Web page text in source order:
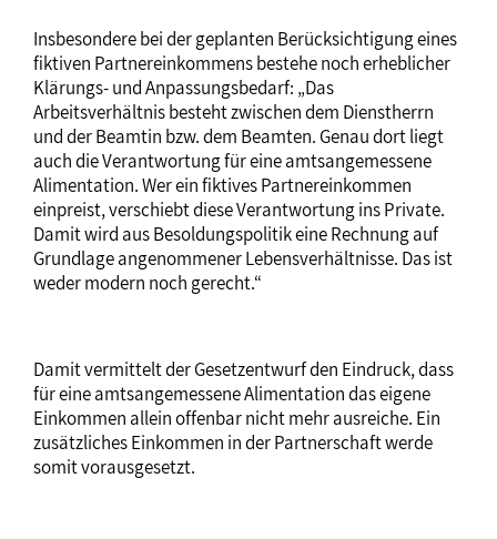
Insbesondere bei der geplanten Berücksichtigung eines
fiktiven Partnereinkommens bestehe noch erheblicher
Klärungs- und Anpassungsbedarf: „Das
Arbeitsverhältnis besteht zwischen dem Dienstherrn
und der Beamtin bzw. dem Beamten. Genau dort liegt
auch die Verantwortung für eine amtsangemessene
Alimentation. Wer ein fiktives Partnereinkommen
einpreist, verschiebt diese Verantwortung ins Private.
Damit wird aus Besoldungspolitik eine Rechnung auf
Grundlage angenommener Lebensverhältnisse. Das ist
weder modern noch gerecht.“
Damit vermittelt der Gesetzentwurf den Eindruck, dass
für eine amtsangemessene Alimentation das eigene
Einkommen allein offenbar nicht mehr ausreiche. Ein
zusätzliches Einkommen in der Partnerschaft werde
somit vorausgesetzt.